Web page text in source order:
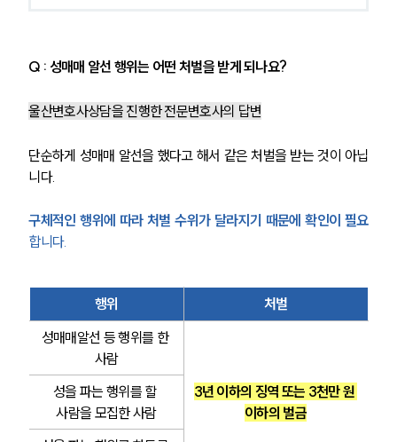
Q : 성매매 알선 행위는 어떤 처벌을 받게 되나요?
울산변호사상담을 진행한 전문변호사의 답변
단순하게 성매매 알선을 했다고 해서 같은 처벌을 받는 것이 아닙
니다.
구체적인 행위에 따라 처벌 수위가 달라지기 때문에 확인이 필요
합니다.
행위
처벌
성매매알선 등 행위를 한
사람
3년 이하의 징역 또는 3천만 원
이하의 벌금
성을 파는 행위를 할
사람을 모집한 사람